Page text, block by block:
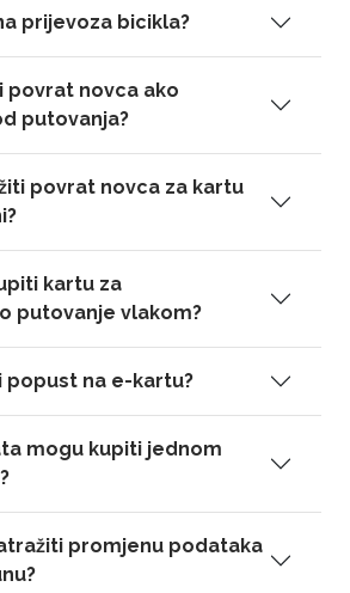
prijevoza bicikla?
povrat novca ako
putovanja?
povrat novca za kartu
kartu za
putovanje vlakom?
popust na e-kartu?
mogu kupiti jednom
promjenu podataka